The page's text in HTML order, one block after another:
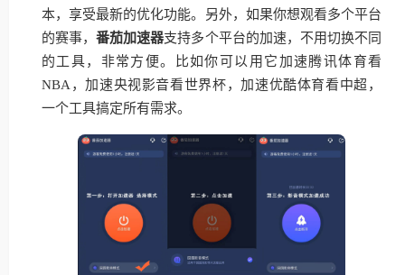
本，享受最新的优化功能。另外，如果你想观看多个平台
的赛事，番茄加速器支持多个平台的加速，不用切换不同
的工具，非常方便。比如你可以用它加速腾讯体育看
NBA，加速央视影音看世界杯，加速优酷体育看中超，
一个工具搞定所有需求。